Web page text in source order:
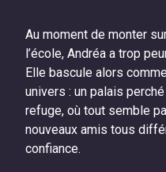
Au moment de monter
l’école, Andréa a trop
Elle bascule alors
univers : un palais
refuge, où tout semble
nouveaux amis tous
confiance.